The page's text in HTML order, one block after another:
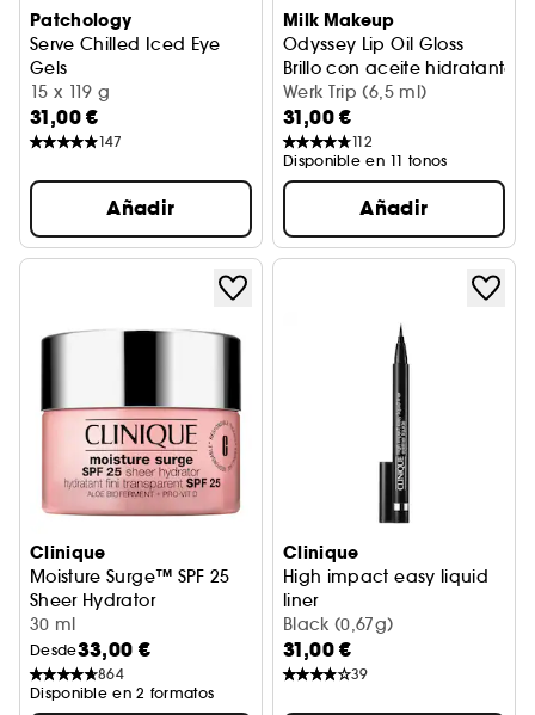
Patchology
Serve Chilled Iced Eye
Gels
Parches Refrescantes Para Los Ojos
15 x 119 g
31,00 €
147
Añadir
Milk Makeup
Odyssey Lip Oil Gloss
Brillo con aceite hidratante
Werk Trip (6,5 ml)
31,00 €
112
Disponible en 11 tonos
Añadir
Clinique
Moisture Surge™ SPF 25
Sheer Hydrator
Crema hidratante
30 ml
Desde33,00 €
864
Disponible en 2 formatos
Clinique
High impact easy liquid
liner
Delineador de ojos
Black (0,67g)
31,00 €
39